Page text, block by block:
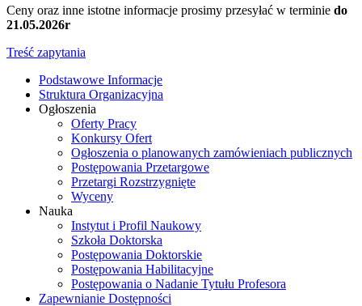
Ceny oraz inne istotne informacje prosimy przesyłać w terminie do
21.05.2026r
Treść zapytania
Podstawowe Informacje
Struktura Organizacyjna
Ogłoszenia
Oferty Pracy
Konkursy Ofert
Ogłoszenia o planowanych zamówieniach publicznych
Postępowania Przetargowe
Przetargi Rozstrzygnięte
Wyceny
Nauka
Instytut i Profil Naukowy
Szkoła Doktorska
Postępowania Doktorskie
Postępowania Habilitacyjne
Postępowania o Nadanie Tytułu Profesora
Zapewnianie Dostępności